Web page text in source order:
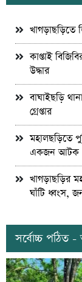
খাগড়াছড়িতে
কাপ্তাই
উদ্ধার
বাঘাইছড়ি
গ্রেপ্তার
মহালছড়িতে
একজন আটক
খাগড়াছড়ির
ঘাঁটি ধ্বংস,
সর্বোচ্চ পঠিত